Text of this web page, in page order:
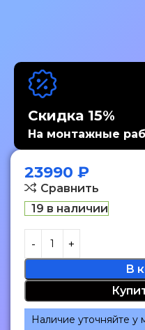
Скидка 15%
На монтажные
23990 ₽
Сравнить
19 в наличии
В
Наличие уточняйте у